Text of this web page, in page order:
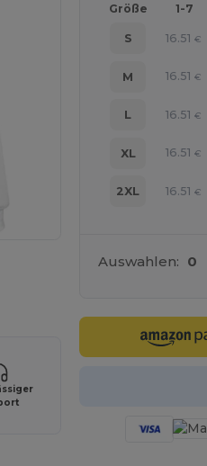
Größe 1-7
S 16.51 €
M 16.51 €
L 16.51 €
XL 16.51 €
2XL 16.51 €
Auswahlen: 0